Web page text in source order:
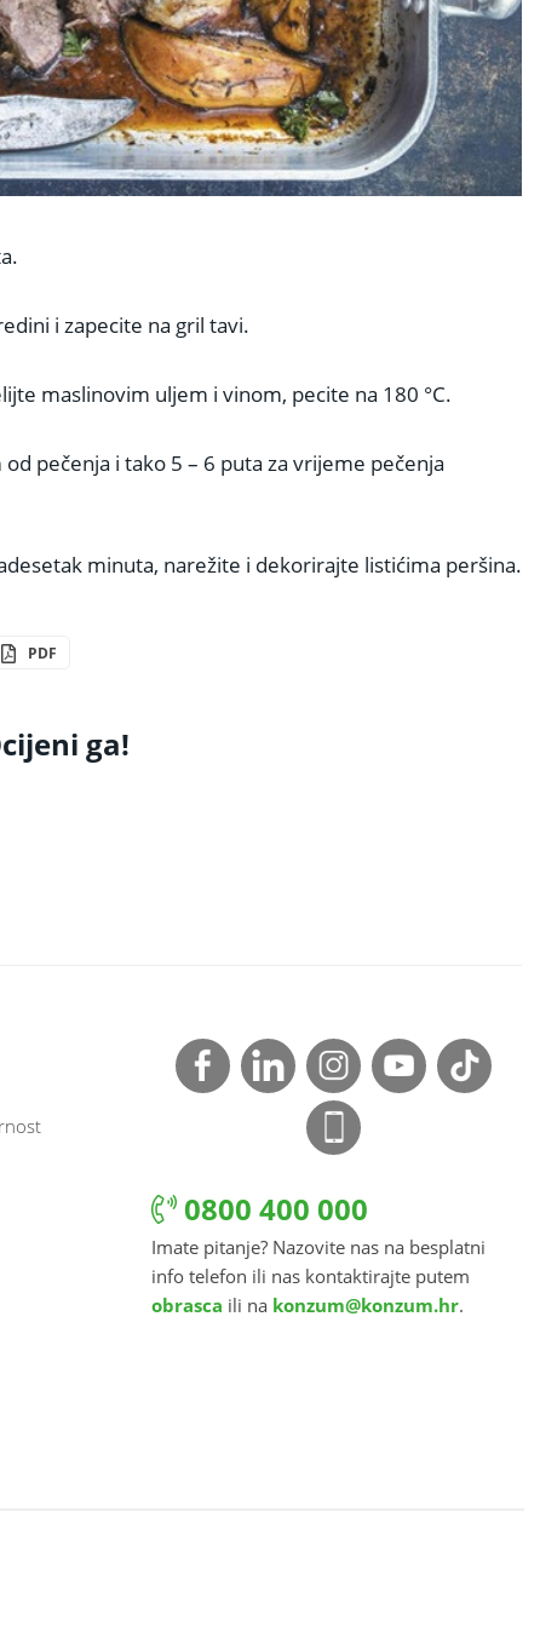
i zapecite na gril tavi.
maslinovim uljem i vinom, pecite na 180 °C.
pečenja i tako 5 – 6 puta za vrijeme pečenja
minuta, narežite i dekorirajte listićima peršina.
PDF
ga!
0800 400 000
Imate pitanje? Nazovite nas na besplatni
info telefon ili nas kontaktirajte putem
obrasca ili na konzum@konzum.hr.